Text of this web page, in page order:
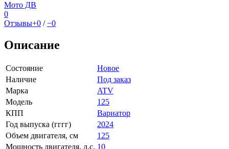
Мото ДВ
0
Отзывы+0 /−0
Описание
Состояние
Новое
Наличие
Под заказ
Марка
ATV
Модель
125
КПП
Вариатор
Год выпуска (гггг)
2024
Объем двигателя, см
125
Мощность двигателя, л.с. 10